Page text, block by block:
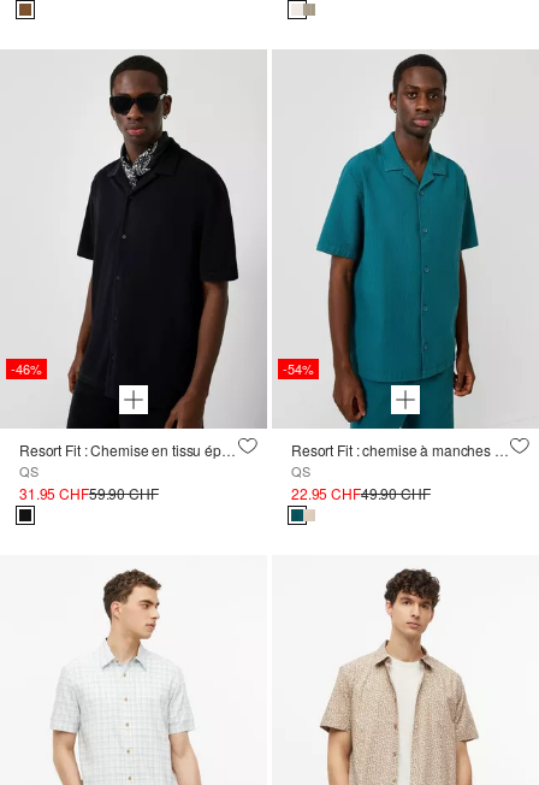
-46%
Resort Fit : Chemise en tissu éponge
QS
31.95 CHF59.90 CHF
-54%
Resort Fit : chemise à manches courtes structurée
QS
22.95 CHF49.90 CHF